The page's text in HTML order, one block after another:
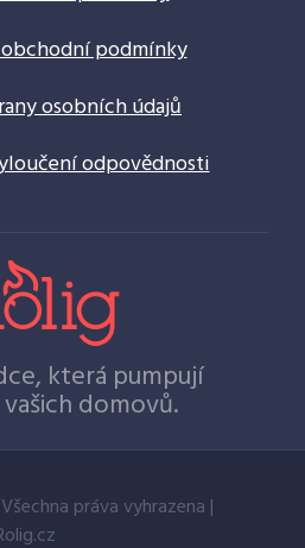
podmínky
osobních údajů
odpovědnosti
která pumpují
domovů.
práva vyhrazena |